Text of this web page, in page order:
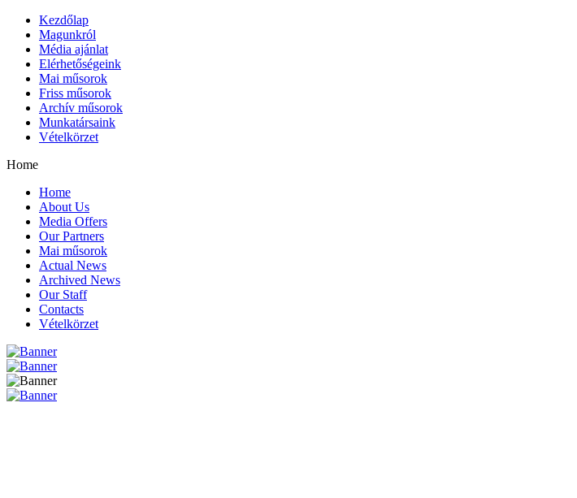
Kezdőlap
Magunkról
Média ajánlat
Elérhetőségeink
Mai műsorok
Friss műsorok
Archív műsorok
Munkatársaink
Vételkörzet
Home
Home
About Us
Media Offers
Our Partners
Mai műsorok
Actual News
Archived News
Our Staff
Contacts
Vételkörzet